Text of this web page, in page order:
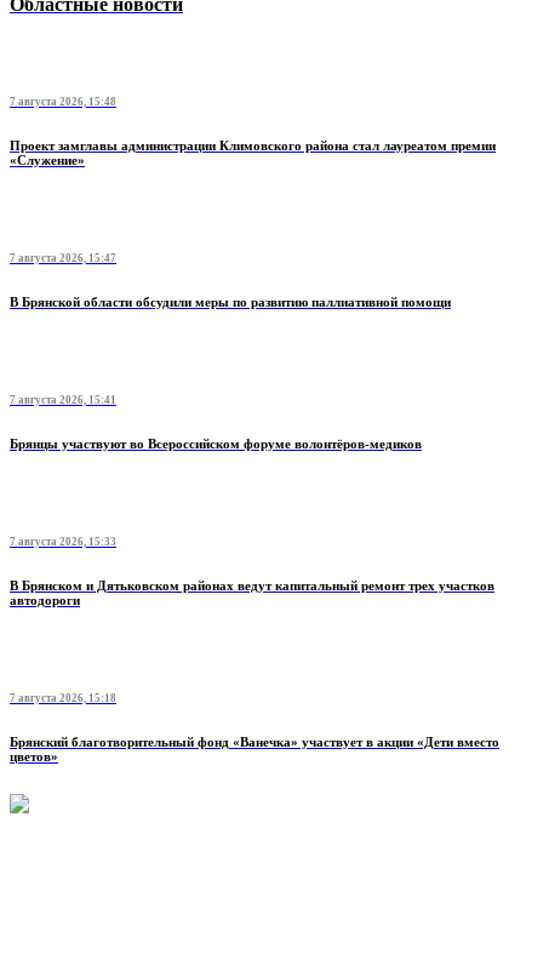
Областные новости
7 августа 2026, 15:48
Проект замглавы администрации Климовского района стал лауреатом премии
«Служение»
7 августа 2026, 15:47
В Брянской области обсудили меры по развитию паллиативной помощи
7 августа 2026, 15:41
Брянцы участвуют во Всероссийском форуме волонтёров-медиков
7 августа 2026, 15:33
В Брянском и Дятьковском районах ведут капитальный ремонт трех участков
автодороги
7 августа 2026, 15:18
Брянский благотворительный фонд «Ванечка» участвует в акции «Дети вместо
цветов»